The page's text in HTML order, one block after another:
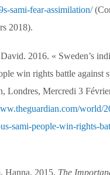
sami-fear-assimilation/
2018).
2016. « Sweden’s
win rights battle against
Londres, Mercredi 3
world/
sami-people-win-rights-
Hanna. 2015. The